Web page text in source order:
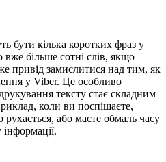
бути кілька коротких фраз у
вже більше сотні слів, якщо
привід замислитися над тим, як
у Viber. Це особливо
тексту стає складним
коли ви поспішаєте,
або маєте обмаль часу